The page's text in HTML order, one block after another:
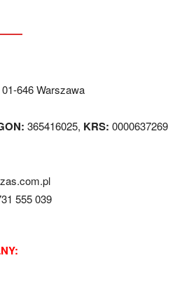
646 Warszawa
365416025, KRS: 0000637269
555 039